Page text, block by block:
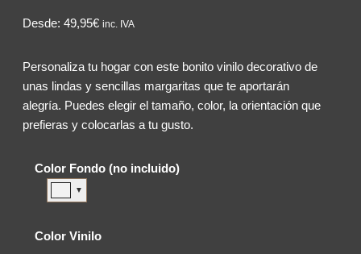
Desde: 49,95€ inc. IVA
Personaliza tu hogar con este bonito vinilo decorativo de
unas lindas y sencillas margaritas que te aportarán
alegría. Puedes elegir el tamaño, color, la orientación que
prefieras y colocarlas a tu gusto.
Color Fondo (no incluido)
▼
Color Vinilo